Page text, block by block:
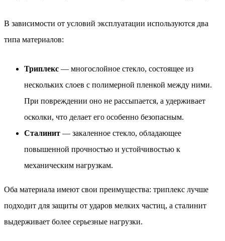
В зависимости от условий эксплуатации используются два
типа материалов:
Триплекс — многослойное стекло, состоящее из
нескольких слоев с полимерной пленкой между ними.
При повреждении оно не рассыпается, а удерживает
осколки, что делает его особенно безопасным.
Сталинит — закаленное стекло, обладающее
повышенной прочностью и устойчивостью к
механическим нагрузкам.
Оба материала имеют свои преимущества: триплекс лучше
подходит для защиты от ударов мелких частиц, а сталинит
выдерживает более серьезные нагрузки.